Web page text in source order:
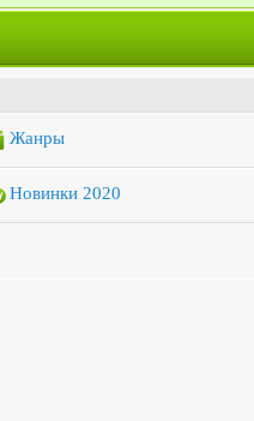
Жанры
Новинки 2020